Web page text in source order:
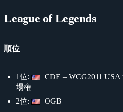
League of Legends
順位
1位:
CDE – WCG2011
場権
2位:
OGB